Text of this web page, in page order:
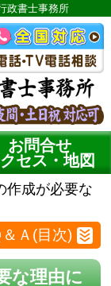
政書士事務所
お問合せ
セス・地図
作成が必要な
＆Ａ(目次)
な理由に